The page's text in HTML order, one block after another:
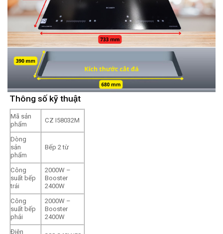
Thông số kỹ thuật
Mã sản
phẩm
CZ I58032M
Dòng
sản
phẩm
Bếp 2 từ
Công
suất bếp
trái
2000W –
Booster
2400W
Công
suất bếp
phải
2000W –
Booster
2400W
Điện